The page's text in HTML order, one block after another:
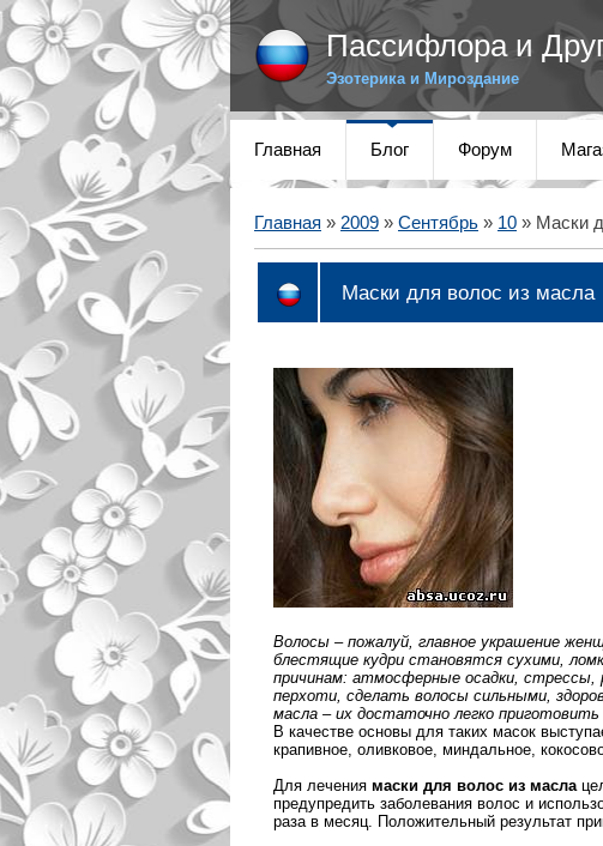
Пассифлора и
Эзотерика и Мироздание
Главная Блог Форум
Главная » 2009 » Сентябрь » 10 » Маски
Маски для волос из масла
Волосы – пожалуй, главное украшение
блестящие кудри становятся сухими,
причинам: атмосферные осадки, стрессы,
перхоти, сделать волосы сильными,
масла – их достаточно легко
В качестве основы для таких масок
крапивное, оливковое, миндальное,
Для лечения маски для волос из масла
предупредить заболевания волос и
раза в месяц. Положительный результат